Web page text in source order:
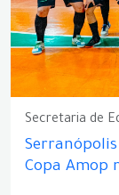
Secretaria de
Copa Amop